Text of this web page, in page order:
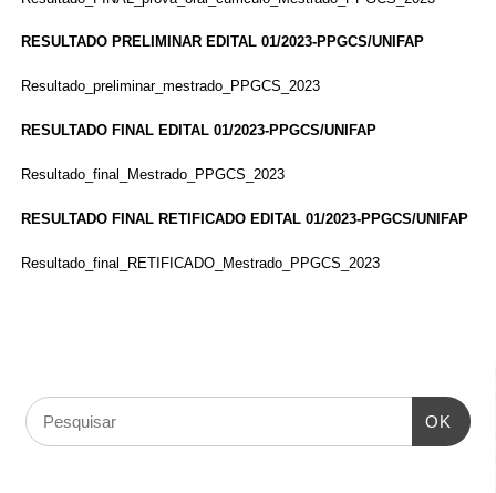
RESULTADO PRELIMINAR EDITAL 01/2023-PPGCS/UNIFAP
Resultado_preliminar_mestrado_PPGCS_2023
RESULTADO FINAL EDITAL 01/2023-PPGCS/UNIFAP
Resultado_final_Mestrado_PPGCS_2023
RESULTADO FINAL RETIFICADO EDITAL 01/2023-PPGCS/UNIFAP
Resultado_final_RETIFICADO_Mestrado_PPGCS_2023
OK